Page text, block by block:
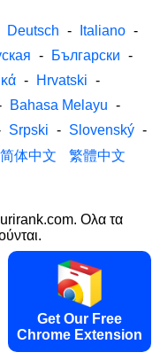
Deutsch - Italiano -
- Български -
- Hrvatski -
Bahasa Melayu -
Srpski - Slovenský -
简体中文
繁體中文
Ολα τα
Get Our Free
Chrome Extension